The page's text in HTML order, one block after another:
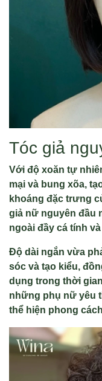
Tóc giả
Với độ xoăn tự
mại và bung xõa,
khoáng đặc trưng
giả nữ nguyên đầu
ngoài đầy cá tính
Độ dài ngắn vừa
sóc và tạo kiểu,
dụng trong thời
những phụ nữ yêu
thể hiện phong